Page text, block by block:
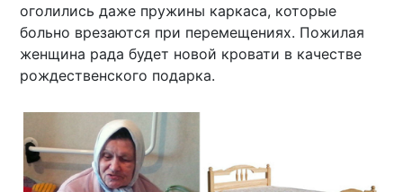
оголились даже пружины каркаса, которые
больно врезаются при перемещениях. Пожилая
женщина рада будет новой кровати в качестве
рождественского подарка.